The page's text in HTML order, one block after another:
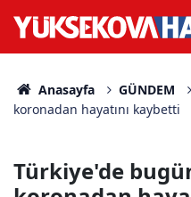
Anasayfa GÜNDEM
koronadan hayatını kaybetti
Türkiye'de